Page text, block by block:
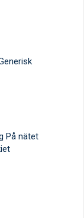
På nätet